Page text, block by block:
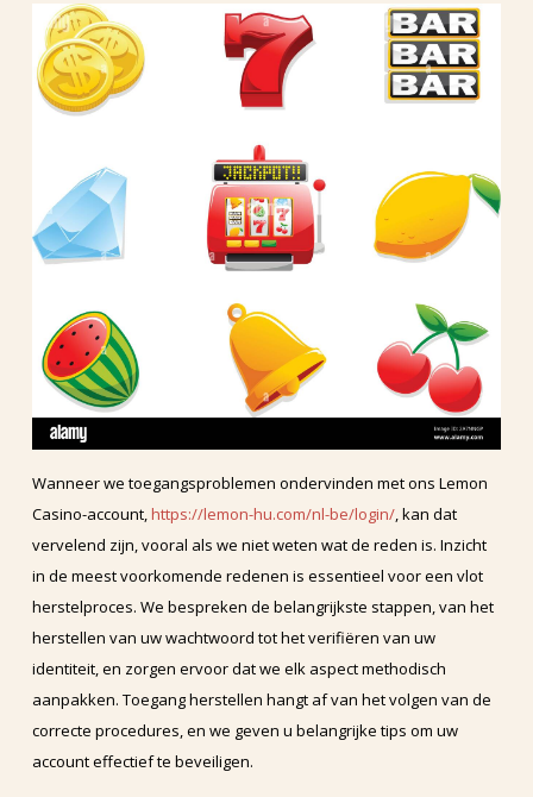
Wanneer we toegangsproblemen ondervinden met ons Lemon
Casino-account,https://lemon-hu.com/nl-be/login/, kan dat
vervelend zijn, vooral als we niet weten wat de reden is. Inzicht
in de meest voorkomende redenen is essentieel voor een vlot
herstelproces. We bespreken de belangrijkste stappen, van het
herstellen van uw wachtwoord tot het verifiëren van uw
identiteit, en zorgen ervoor dat we elk aspect methodisch
aanpakken. Toegang herstellen hangt af van het volgen van de
correcte procedures, en we geven u belangrijke tips om uw
account effectief te beveiligen.